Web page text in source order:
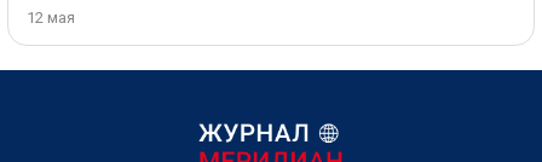
12 мая